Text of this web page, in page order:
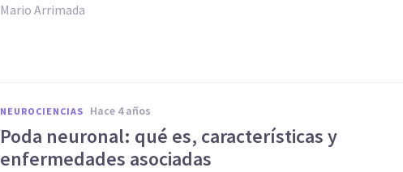
Mario Arrimada
NEUROCIENCIAS hace 4 años
Poda neuronal: qué es, características y
enfermedades asociadas